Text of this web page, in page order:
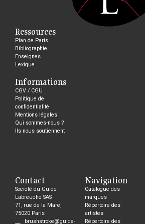
Ressources
Plan de Paris
Bibliographie
Enseignes
Lexique
Informations
CGV / CGU
Politique de
confidentialité
Mentions légales
Qui sommes-nous ?
Ils nous soutiennent
Contact
Société du Guide
Labreuche SAS
71, rue de la Mare,
75020 Paris
brushstroke@guide-
Navigation
Catalogue des
marques
Répertoire des
artistes
Répertoire des